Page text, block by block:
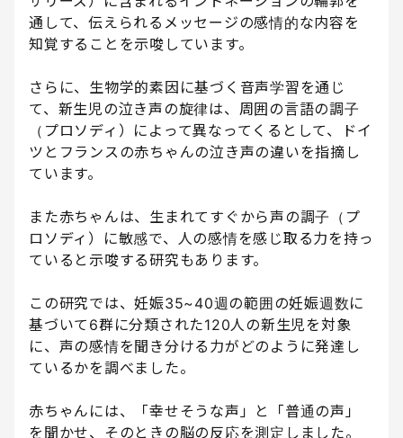
通して、伝えられるメッセージの感情的な内容を
知覚することを示唆しています。
さらに、生物学的素因に基づく音声学習を通じ
て、新生児の泣き声の旋律は、周囲の言語の調子
（プロソディ）によって異なってくるとして、ドイ
ツとフランスの赤ちゃんの泣き声の違いを指摘し
ています。
また赤ちゃんは、生まれてすぐから声の調子（プ
ロソディ）に敏感で、人の感情を感じ取る力を持っ
ていると示唆する研究もあります。
この研究では、妊娠35~40週の範囲の妊娠週数に
基づいて6群に分類された120人の新生児を対象
に、声の感情を聞き分ける力がどのように発達し
ているかを調べました。
赤ちゃんには、「幸せそうな声」と「普通の声」
を聞かせ、そのときの脳の反応を測定しました。